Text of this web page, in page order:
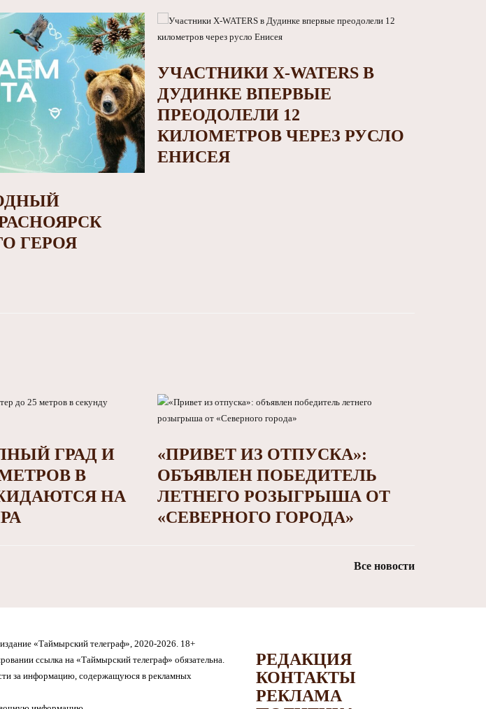
ГЕРОЯ
УЧАСТНИКИ X-WATERS В
ДУДИНКЕ ВПЕРВЫЕ
ПРЕОДОЛЕЛИ 12
КИЛОМЕТРОВ ЧЕРЕЗ РУСЛО
ЕНИСЕЯ
ГРАД И
В
НА
«ПРИВЕТ ИЗ ОТПУСКА»:
ОБЪЯВЛЕН ПОБЕДИТЕЛЬ
ЛЕТНЕГО РОЗЫГРЫША ОТ
«СЕВЕРНОГО ГОРОДА»
Все новости
«Таймырский телеграф», 2020-2026. 18+
ссылка на «Таймырский телеграф» обязательна.
за информацию, содержащуюся в рекламных
РЕДАКЦИЯ
КОНТАКТЫ
РЕКЛАМА